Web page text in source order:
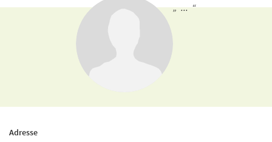
„ ... “
Adresse